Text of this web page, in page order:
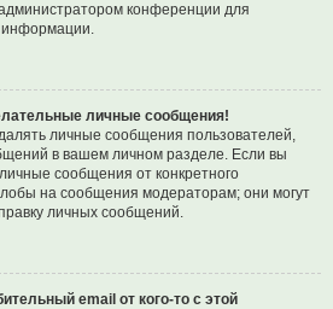
конференции для
информации.
личные сообщения!
личные сообщения пользователей,
в вашем личном разделе. Если вы
сообщения от конкретного
на сообщения модераторам; они могут
личных сообщений.
email от кого-то с этой